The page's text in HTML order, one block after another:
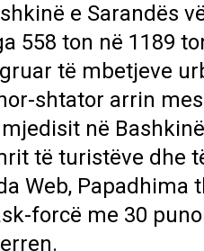
e Sarandës
558 ton në 1189
të mbetjeve
shtator arrin
në
të turistëve dhe
Web, Papadhima
forcë me 30